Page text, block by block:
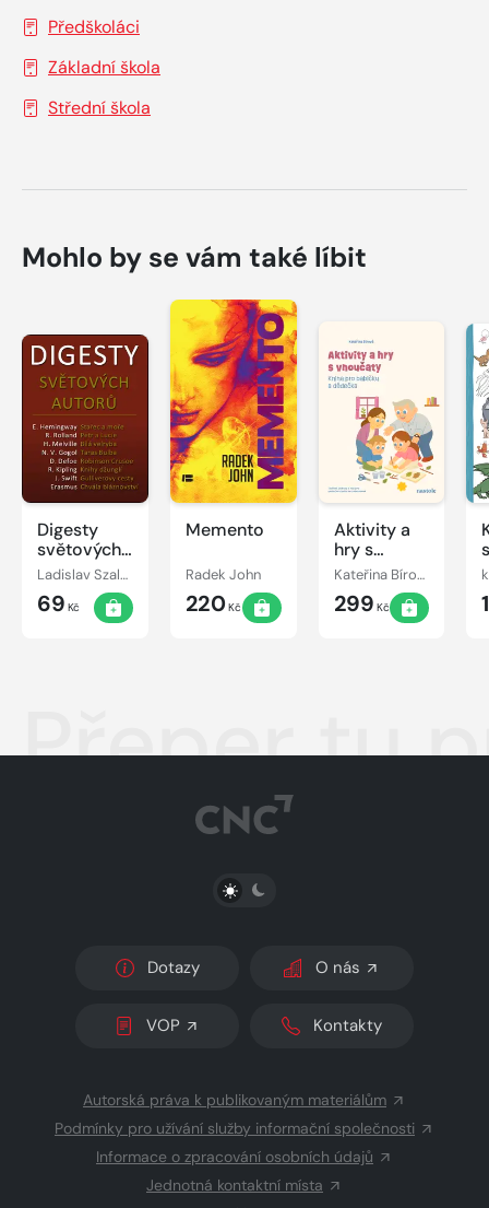
Předškoláci
Základní škola
Střední škola
Mohlo by se vám také líbit
Digesty
světových
autorů
Ladislav Szalai, Romana Szalaiová
69 Kč
Memento
Radek John
220Kč
Aktivity a
hry s
vnoučaty Kateřina Bírová
299 Kč
Přeper tu
PŘEPNOUT SVĚTLÝ/TMAVÝ REŽIM
Dotazy O nás
VOP Kontakty
Autorská práva k publikovaným materiálům
Podmínky pro užívání služby informační společnosti
Informace o zpracování osobních údajů
Jednotná kontaktní místa